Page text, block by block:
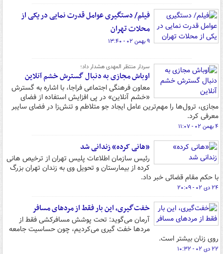
فیلم/ دستگیری عوامل قدرت نمایی در یکی از
محلات تهران
۹ بهمن ۰۲ - ۱۳:۴۰
سردار منتظر المهدی هشدار داد؛
اوباش مجازی به دنبال گسترش خشم آنلاین
معاون فرهنگی اجتماعی فراجا، با اشاره به گسترش
«خشم آنلاین» در پی افزایش استفاده از فضای
مجازی، ترول‌ها را مهم‌ترین عامل ایجاد جو متلاطم و تنش‌زا در فضای سایبر
معرفی کرد.
۴ بهمن ۰۲ - ۱۱:۰۷
«هانی کرده» زندانی شد
رئیس سازمان اطلاعات پلیس تهران از ترخیص هانی
کرده از بیمارستان و تحویل وی به زندان تهران بزرگ
با حکم مقام قضائی خبر داد.
۲۴ دی ۰۲ - ۲۰:۰۹
خفت‌گیری، این بار فقط از مردهای مسافر
آرمان می‌گوید: تحت پوشش مسافرکشی فقط از
مردها خفت گیری می‌کردیم، چون حساسیت جامعه
روی زنان بیشتر است.
۲۲ دی ۰۲ - ۱۰:۳۲